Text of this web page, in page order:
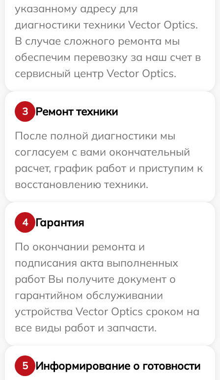
указанному адресу для
диагностики техники Vector Optics.
В случае сложного ремонта мы
обеспечим перевозку за наш счет в
сервисный центр Vector Optics.
3
Ремонт техники
После полной диагностики мы
согласуем с вами окончательный
расчет, график работ и приступим к
восстановлению техники.
4
Гарантия
По окончании ремонта и
подписания акта выполненных
работ Вы получите документ о
гарантийном обслуживании
устройства Vector Optics сроком на
все виды работ и запчасти.
5
Информирование о готовности